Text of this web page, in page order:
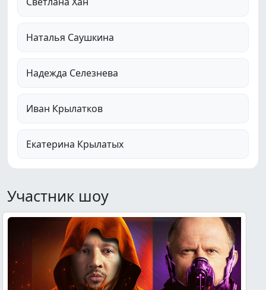
Наталья Саушкина
Надежда Селезнева
Иван Крылатков
Екатерина Крылатых
Участник шоу